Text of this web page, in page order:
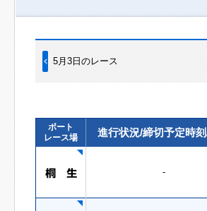
5月3日のレース
ボート
レース場
進行状況/締切予定時
-